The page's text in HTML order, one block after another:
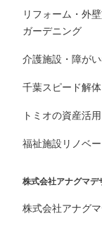
リフォーム・外
ガーデニング
介護施設・障が
千葉スピード解体
トミオの資産活用
福祉施設リノベ
株式会社アナグマデ
株式会社アナグ